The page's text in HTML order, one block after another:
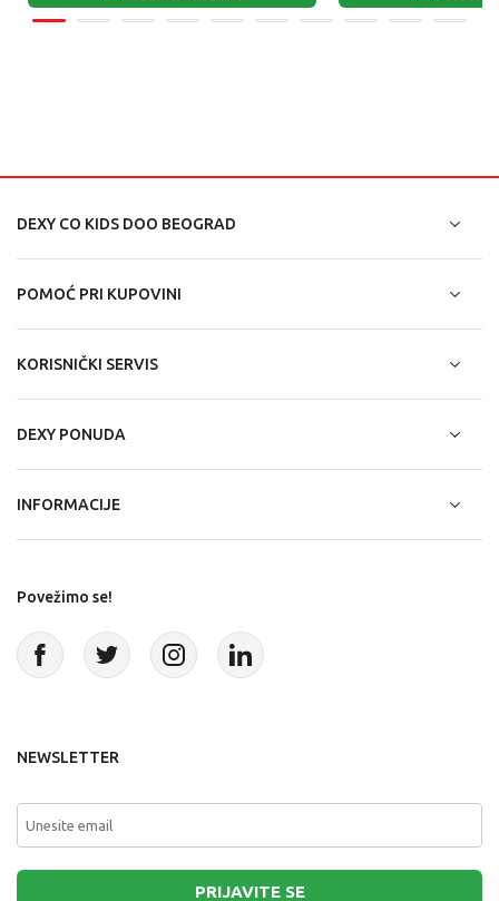
DEXY CO KIDS DOO BEOGRAD
POMOĆ PRI KUPOVINI
KORISNIČKI SERVIS
DEXY PONUDA
INFORMACIJE
Povežimo se!
NEWSLETTER
PRIJAVITE SE